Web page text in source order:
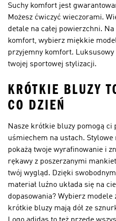
Suchy komfort jest
Możesz ćwiczyć wieczorami.
detale na całej powierzchni.
komfort, wybierz miękkie
przyjemny komfort.
twojej sportowej stylizacji.
KRÓTKIE BLUZY
CO DZIEŃ
Nasze krótkie bluzy pomogą ci
uśmiechem na ustach.
pokażą twoje wyrafinowanie i
rękawy z poszerzanymi
twój wygląd. Dzięki
materiał luźno układa się na
dopasowania? Wybierz
krótkie bluzy mają dół ze